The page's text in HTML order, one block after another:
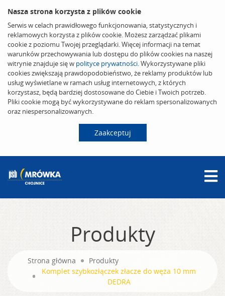
Nasza strona korzysta z plików cookie
Serwis w celach prawidłowego funkcjonowania, statystycznych i
reklamowych korzysta z plików cookie. Możesz zarządzać plikami
cookie z poziomu Twojej przeglądarki. Więcej informacji na temat
warunków przechowywania lub dostępu do plików cookies na naszej
witrynie znajduje się w polityce prywatności. Wykorzystywane pliki
cookies zwiększają prawdopodobieństwo, że reklamy produktów lub
usług wyświetlane w ramach usług internetowych, z których
korzystasz, będą bardziej dostosowane do Ciebie i Twoich potrzeb.
Pliki cookie mogą być wykorzystywane do reklam spersonalizowanych
oraz niespersonalizowanych.
Zaakceptuj
Produkty
Strona główna
Produkty
Komplet szybkozłączek złacze do węża 10 mm
DEDRA